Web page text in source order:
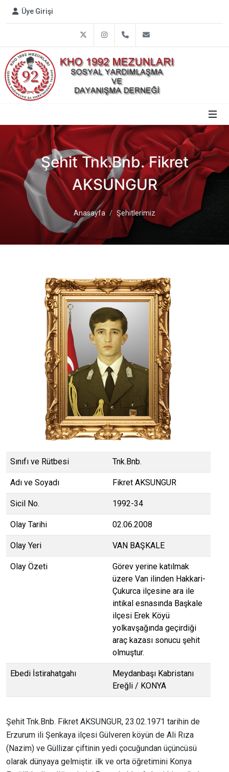
Üye Girişi
Twitter Instagram0312 809 1792
Şehit Tnk.Bnb. Fikret
AKSUNGUR
Anasayfa Şehitlerimiz
Sınıfı ve Rütbesi Tnk.Bnb.
Adı ve Soyadı Fikret AKSUNGUR
Sicil No. 1992-34
Olay Tarihi 02.06.2008
Olay Yeri VAN BAŞKALE
Olay Özeti
Görev yerine katılmak
üzere Van ilinden Hakkari-
Çukurca ilçesine ara ile
intikal esnasında Başkale
ilçesi Erek Köyü
yolkavşağında geçirdiği
araç kazası sonucu şehit
olmuştur.
Ebedi İstirahatgahı
Meydanbaşı Kabristanı
Ereğli / KONYA
Şehit Tnk.Bnb. Fikret AKSUNGUR, 23.02.1971 tarihin de
Erzurum ili Şenkaya ilçesi Gülveren köyün de Ali Rıza
(Nazim) ve Güllizar çiftinin yedi çocuğundan üçüncüsü
olarak dünyaya gelmiştir. ilk ve orta öğretimini Konya